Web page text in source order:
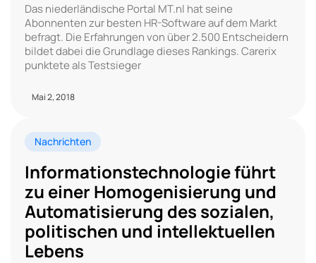
Das niederländische Portal MT.nl hat seine
Abonnenten zur besten HR-Software auf dem Markt
befragt. Die Erfahrungen von über 2.500 Entscheidern
bildet dabei die Grundlage dieses Rankings. Carerix
punktete als Testsieger
Mai 2, 2018
Nachrichten
Informationstechnologie führt
zu einer Homogenisierung und
Automatisierung des sozialen,
politischen und intellektuellen
Lebens